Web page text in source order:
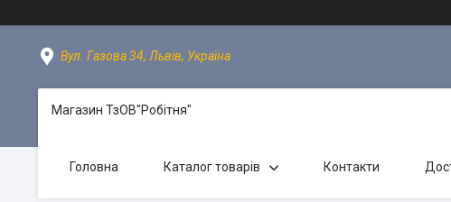
Вул. Газова 34, Львів, Україна
Магазин ТзОВ"Робітня"
Головна Каталог товарів Контакти